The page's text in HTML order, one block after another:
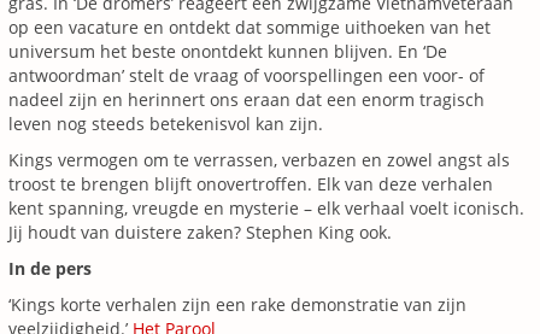
op een vacature en ontdekt dat sommige uithoeken van het
universum het beste onontdekt kunnen blijven. En ‘De
antwoordman’ stelt de vraag of voorspellingen een voor- of
nadeel zijn en herinnert ons eraan dat een enorm tragisch
leven nog steeds betekenisvol kan zijn.
Kings vermogen om te verrassen, verbazen en zowel angst als
troost te brengen blijft onovertroffen. Elk van deze verhalen
kent spanning, vreugde en mysterie – elk verhaal voelt iconisch.
Jij houdt van duistere zaken? Stephen King ook.
In de pers
‘Kings korte verhalen zijn een rake demonstratie van zijn
veelzijdigheid.’ Het Parool